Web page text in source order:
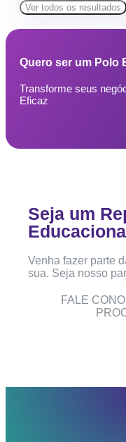
Ver todos os resultados
Quero ser um Polo
Transforme seus
Eficaz
Seja um
Venha fazer parte
sua. Seja nosso
FALE